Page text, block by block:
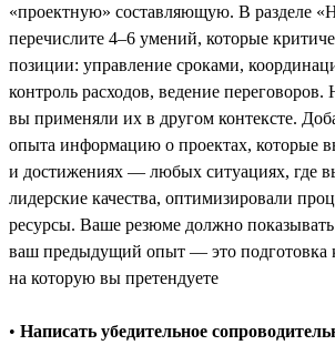
«проектную» составляющую. В разделе
перечислите 4–6 умений, которые
позиции: управление сроками,
контроль расходов, ведение
вы применяли их в другом контексте.
опыта информацию о проектах, которые
и достижениях ― любых ситуациях, где
лидерские качества, оптимизировали
ресурсы. Ваше резюме должно показывать
ваш предыдущий опыт — это подготовка
на которую вы претендуете
• Написать убедительное